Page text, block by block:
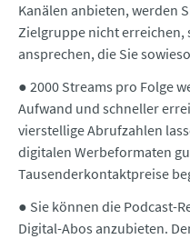
Kanälen anbieten, werden
Zielgruppe nicht
ansprechen, die Sie
● 2000 Streams pro Folge
Aufwand und schneller
vierstellige Abrufzahlen
digitalen Werbeformaten
Tausenderkontaktpreise
● Sie können die Podcast-
Digital-Abos anzubieten.